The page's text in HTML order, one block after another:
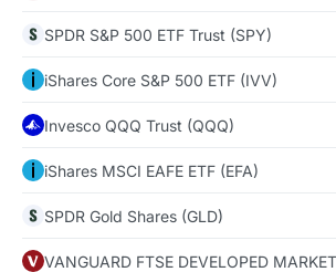
SPDR S&P 500 ETF Trust (SPY)
iShares Core S&P 500 ETF (IVV)
Invesco QQQ Trust (QQQ)
iShares MSCI EAFE ETF (EFA)
SPDR Gold Shares (GLD)
VANGUARD FTSE DEVELOPED